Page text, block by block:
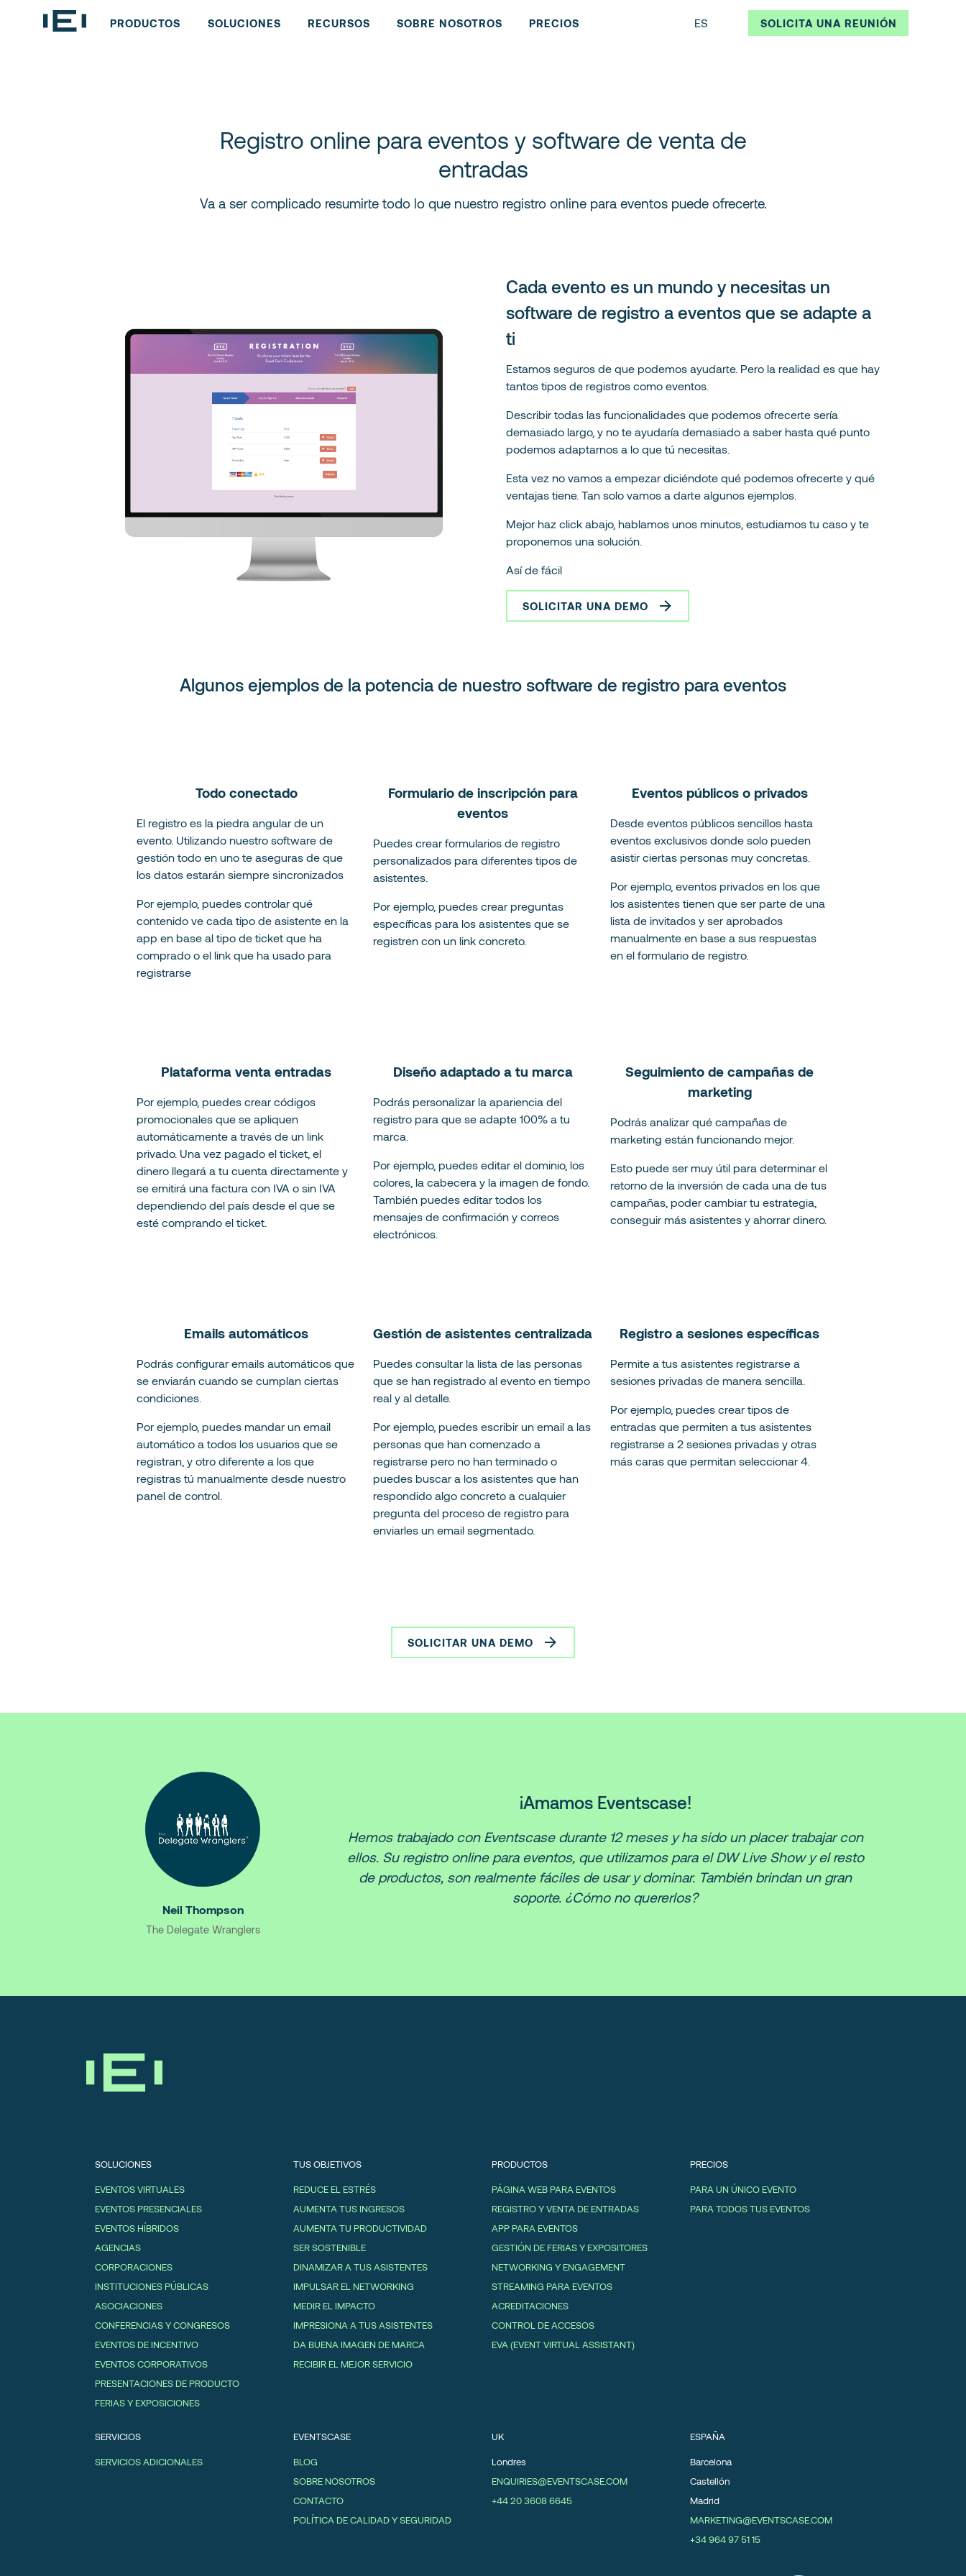
PRODUCTOS SOLUCIONES RECURSOS SOBRE NOSOTROS PRECIOS ES SOLICITA UNA REUNIÓN
Registro online para eventos y software de venta de
entradas
Va a ser complicado resumirte todo lo que nuestro registro online para eventos puede ofrecerte.
Cada evento es un mundo y necesitas un
software de registro a eventos que se adapte a
ti
Estamos seguros de que podemos ayudarte. Pero la realidad es que hay
tantos tipos de registros como eventos.
Describir todas las funcionalidades que podemos ofrecerte sería
demasiado largo, y no te ayudaría demasiado a saber hasta qué punto
podemos adaptarnos a lo que tú necesitas.
Esta vez no vamos a empezar diciéndote qué podemos ofrecerte y qué
ventajas tiene. Tan solo vamos a darte algunos ejemplos.
Mejor haz click abajo, hablamos unos minutos, estudiamos tu caso y te
proponemos una solución.
Así de fácil
SOLICITAR UNA DEMO
Algunos ejemplos de la potencia de nuestro software de registro para eventos
Todo conectado
El registro es la piedra angular de un
evento. Utilizando nuestro software de
gestión todo en uno te aseguras de que
los datos estarán siempre sincronizados
Por ejemplo, puedes controlar qué
contenido ve cada tipo de asistente en la
app en base al tipo de ticket que ha
comprado o el link que ha usado para
registrarse
Formulario de inscripción para
eventos
Puedes crear formularios de registro
personalizados para diferentes tipos de
asistentes.
Por ejemplo, puedes crear preguntas
específicas para los asistentes que se
registren con un link concreto.
Eventos públicos o privados
Desde eventos públicos sencillos hasta
eventos exclusivos donde solo pueden
asistir ciertas personas muy concretas.
Por ejemplo, eventos privados en los que
los asistentes tienen que ser parte de una
lista de invitados y ser aprobados
manualmente en base a sus respuestas
en el formulario de registro.
Plataforma venta entradas
Por ejemplo, puedes crear códigos
promocionales que se apliquen
automáticamente a través de un link
privado. Una vez pagado el ticket, el
dinero llegará a tu cuenta directamente y
se emitirá una factura con IVA o sin IVA
dependiendo del país desde el que se
esté comprando el ticket.
Diseño adaptado a tu marca
Podrás personalizar la apariencia del
registro para que se adapte 100% a tu
marca.
Por ejemplo, puedes editar el dominio, los
colores, la cabecera y la imagen de fondo.
También puedes editar todos los
mensajes de confirmación y correos
electrónicos.
Seguimiento de campañas de
marketing
Podrás analizar qué campañas de
marketing están funcionando mejor.
Esto puede ser muy útil para determinar el
retorno de la inversión de cada una de tus
campañas, poder cambiar tu estrategia,
conseguir más asistentes y ahorrar dinero.
Emails automáticos
Podrás configurar emails automáticos que
se enviarán cuando se cumplan ciertas
condiciones.
Por ejemplo, puedes mandar un email
automático a todos los usuarios que se
registran, y otro diferente a los que
registras tú manualmente desde nuestro
panel de control.
Gestión de asistentes centralizada
Puedes consultar la lista de las personas
que se han registrado al evento en tiempo
real y al detalle.
Por ejemplo, puedes escribir un email a las
personas que han comenzado a
registrarse pero no han terminado o
puedes buscar a los asistentes que han
respondido algo concreto a cualquier
pregunta del proceso de registro para
enviarles un email segmentado.
Registro a sesiones específicas
Permite a tus asistentes registrarse a
sesiones privadas de manera sencilla.
Por ejemplo, puedes crear tipos de
entradas que permiten a tus asistentes
registrarse a 2 sesiones privadas y otras
más caras que permitan seleccionar 4.
SOLICITAR UNA DEMO
Neil Thompson
The Delegate Wranglers
¡Amamos Eventscase!
Hemos trabajado con Eventscase durante 12 meses y ha sido un placer trabajar con
ellos. Su registro online para eventos, que utilizamos para el DW Live Show y el resto
de productos, son realmente fáciles de usar y dominar. También brindan un gran
soporte. ¿Cómo no quererlos?
SOLUCIONES
EVENTOS VIRTUALES
EVENTOS PRESENCIALES
EVENTOS HÍBRIDOS
AGENCIAS
CORPORACIONES
INSTITUCIONES PÚBLICAS
ASOCIACIONES
CONFERENCIAS Y CONGRESOS
EVENTOS DE INCENTIVO
EVENTOS CORPORATIVOS
PRESENTACIONES DE PRODUCTO
FERIAS Y EXPOSICIONES
TUS OBJETIVOS
REDUCE EL ESTRÉS
AUMENTA TUS INGRESOS
AUMENTA TU PRODUCTIVIDAD
SER SOSTENIBLE
DINAMIZAR A TUS ASISTENTES
IMPULSAR EL NETWORKING
MEDIR EL IMPACTO
IMPRESIONA A TUS ASISTENTES
DA BUENA IMAGEN DE MARCA
RECIBIR EL MEJOR SERVICIO
PRODUCTOS
PÁGINA WEB PARA EVENTOS
REGISTRO Y VENTA DE ENTRADAS
APP PARA EVENTOS
GESTIÓN DE FERIAS Y EXPOSITORES
NETWORKING Y ENGAGEMENT
STREAMING PARA EVENTOS
ACREDITACIONES
CONTROL DE ACCESOS
EVA (EVENT VIRTUAL ASSISTANT)
PRECIOS
PARA UN ÚNICO EVENTO
PARA TODOS TUS EVENTOS
SERVICIOS
SERVICIOS ADICIONALES
EVENTSCASE
BLOG
SOBRE NOSOTROS
CONTACTO
POLÍTICA DE CALIDAD Y SEGURIDAD
UK
Londres
ENQUIRIES@EVENTSCASE.COM
+44 20 3608 6645
ESPAÑA
Barcelona
Castellón
Madrid
MARKETING@EVENTSCASE.COM
+34 964 97 51 15